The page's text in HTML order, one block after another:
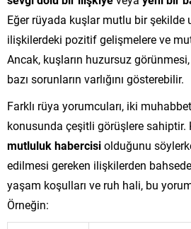
Eğer rüyada kuşlar mutlu bir şekilde
ilişkilerdeki pozitif gelişmelere ve
Ancak, kuşların huzursuz
bazı sorunların varlığını gösterebilir.
Farklı rüya yorumcuları, iki
konusunda çeşitli görüşlere sahiptir.
mutluluk habercisiolduğunu
edilmesi gereken ilişkilerden
yaşam koşulları ve ruh hali, bu
Örneğin: